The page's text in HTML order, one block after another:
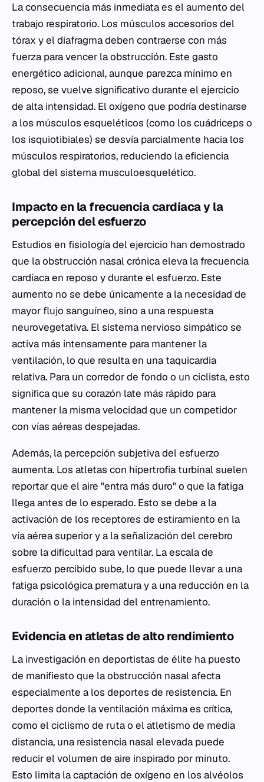
La consecuencia más inmediata es el aumento del
trabajo respiratorio. Los músculos accesorios del
tórax y el diafragma deben contraerse con más
fuerza para vencer la obstrucción. Este gasto
energético adicional, aunque parezca mínimo en
reposo, se vuelve significativo durante el ejercicio
de alta intensidad. El oxígeno que podría destinarse
a los músculos esqueléticos (como los cuádriceps o
los isquiotibiales) se desvía parcialmente hacia los
músculos respiratorios, reduciendo la eficiencia
global del sistema musculoesquelético.
Impacto en la frecuencia cardíaca y la
percepción del esfuerzo
Estudios en fisiología del ejercicio han demostrado
que la obstrucción nasal crónica eleva la frecuencia
cardíaca en reposo y durante el esfuerzo. Este
aumento no se debe únicamente a la necesidad de
mayor flujo sanguíneo, sino a una respuesta
neurovegetativa. El sistema nervioso simpático se
activa más intensamente para mantener la
ventilación, lo que resulta en una taquicardia
relativa. Para un corredor de fondo o un ciclista, esto
significa que su corazón late más rápido para
mantener la misma velocidad que un competidor
con vías aéreas despejadas.
Además, la percepción subjetiva del esfuerzo
aumenta. Los atletas con hipertrofia turbinal suelen
reportar que el aire "entra más duro" o que la fatiga
llega antes de lo esperado. Esto se debe a la
activación de los receptores de estiramiento en la
vía aérea superior y a la señalización del cerebro
sobre la dificultad para ventilar. La escala de
esfuerzo percibido sube, lo que puede llevar a una
fatiga psicológica prematura y a una reducción en la
duración o la intensidad del entrenamiento.
Evidencia en atletas de alto rendimiento
La investigación en deportistas de élite ha puesto
de manifiesto que la obstrucción nasal afecta
especialmente a los deportes de resistencia. En
deportes donde la ventilación máxima es crítica,
como el ciclismo de ruta o el atletismo de media
distancia, una resistencia nasal elevada puede
reducir el volumen de aire inspirado por minuto.
Esto limita la captación de oxígeno en los alvéolos